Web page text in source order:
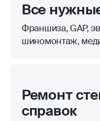
Все
Франшиза, GAP,
шиномонтаж,
Ремонт
справок